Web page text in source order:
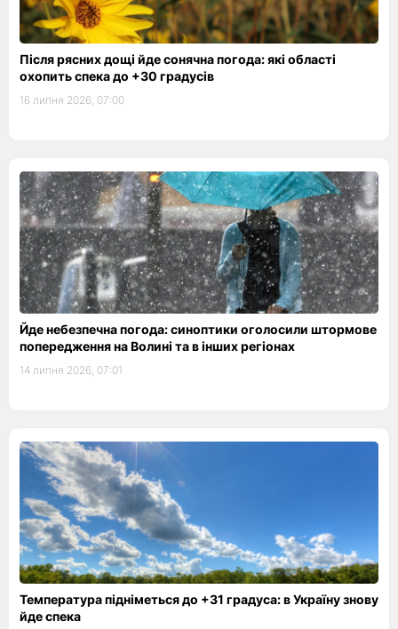
Після рясних дощі йде сонячна погода: які області
охопить спека до +30 градусів
16 липня 2026, 07:00
Йде небезпечна погода: синоптики оголосили штормове
попередження на Волині та в інших регіонах
14 липня 2026, 07:01
Температура підніметься до +31 градуса: в Україну знову
йде спека